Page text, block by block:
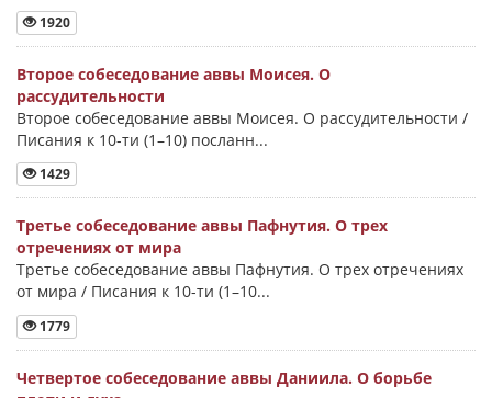
1920
Второе собеседование аввы Моисея. О
рассудительности
Второе собеседование аввы Моисея. О рассудительности /
Писания к 10-ти (1–10) посланн...
1429
Третье собеседование аввы Пафнутия. О трех
отречениях от мира
Третье собеседование аввы Пафнутия. О трех отречениях
от мира / Писания к 10-ти (1–10...
1779
Четвертое собеседование аввы Даниила. О борьбе